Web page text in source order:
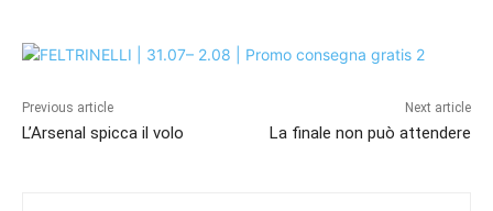
Previous article
L’Arsenal spicca il volo
Next article
La finale non può attendere